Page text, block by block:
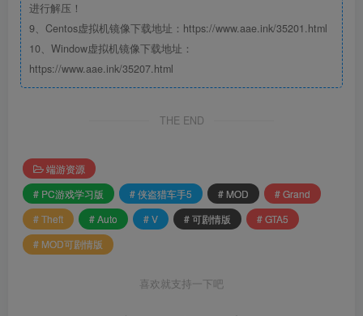
进行解压！
9、Centos虚拟机镜像下载地址：https://www.aae.ink/35201.html
10、Window虚拟机镜像下载地址：
https://www.aae.ink/35207.html
THE END
端游资源
# PC游戏学习版
# 侠盗猎车手5 # MOD
# Grand
# Theft
# Auto # V # 可剧情版
# GTA5
# MOD可剧情版
喜欢就支持一下吧